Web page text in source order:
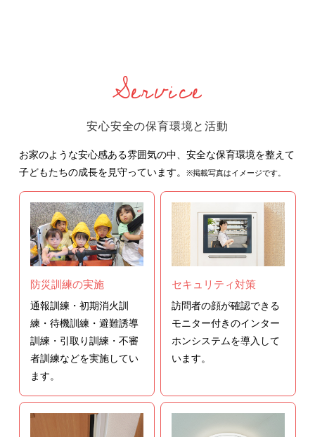
Service
安心安全の保育環境と活動
お家のような安心感ある雰囲気の中、安全な保育環境を整えて
子どもたちの成長を見守っています。
※掲載写真はイメージです。
防災訓練の実施
通報訓練・初期消火訓
練・待機訓練・避難誘導
訓練・引取り訓練・不審
者訓練などを実施してい
ます。
セキュリティ対策
訪問者の顔が確認できる
モニター付きのインター
ホンシステムを導入して
います。